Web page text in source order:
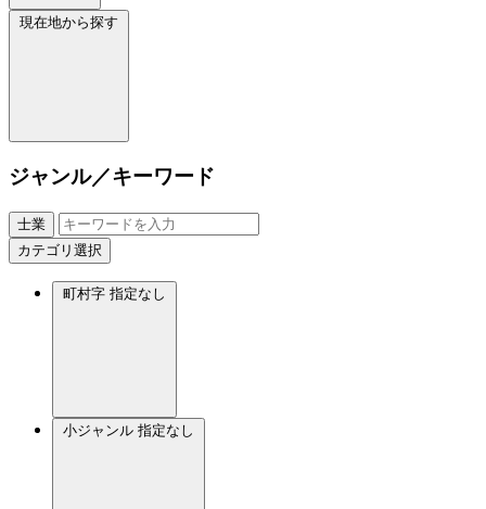
現在地から探す
ジャンル／キーワード
士業
カテゴリ選択
町村字 指定なし
小ジャンル 指定なし